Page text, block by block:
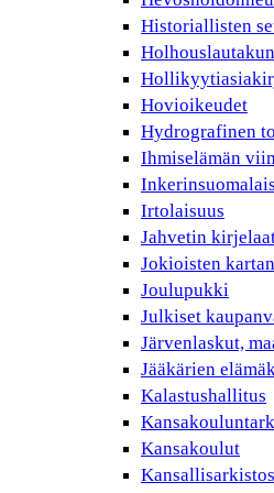
Historiallisten
Hovioikeudet
Hydrografinen
Ihmiselämän
Irtolaisuus
Jahvetin
Jokioisten
Joulupukki
Julkiset
Järvenlaskut,
Jääkärien
Kalastushallitus
Kansakoulut